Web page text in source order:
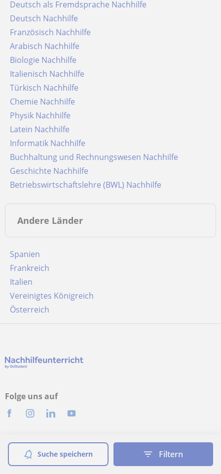
Suche speichern Filtern
Deutsch als Fremdsprache Nachhilfe
Deutsch Nachhilfe
Französisch Nachhilfe
Arabisch Nachhilfe
Biologie Nachhilfe
Italienisch Nachhilfe
Türkisch Nachhilfe
Chemie Nachhilfe
Physik Nachhilfe
Latein Nachhilfe
Informatik Nachhilfe
Buchhaltung und Rechnungswesen Nachhilfe
Geschichte Nachhilfe
Betriebswirtschaftslehre (BWL) Nachhilfe
Andere Länder
Spanien
Frankreich
Italien
Vereinigtes Königreich
Österreich
Folge uns auf
Allgemeine Geschäftsbedingungen
Cookie-Richtlinie